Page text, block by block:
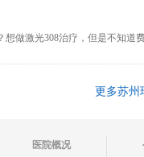
想做激光308治疗，但是不知道
更多苏州
医院概况